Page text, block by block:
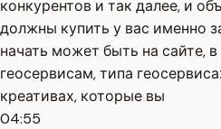
конкурентов и так далее, и
должны купить у вас именно
начать может быть на сайте,
геосервисам, типа
креативах, которые вы
04:55